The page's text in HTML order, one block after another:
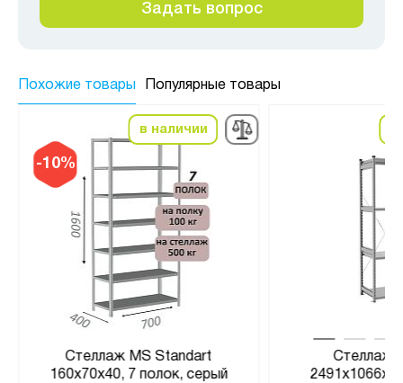
Задать вопрос
Похожие товары Популярные товары
-10%
в наличии
Стеллаж MS Standart
160х70х40, 7 полок, серый
Стеллаж